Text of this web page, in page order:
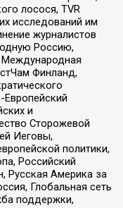
лосося, TVR
исследований им
журналистов
Россию,
Международная
Финланд,
Европейский
и
Сторожевой
Иеговы,
политики,
Российский
Русская Америка за
Глобальная сеть
поддержки,